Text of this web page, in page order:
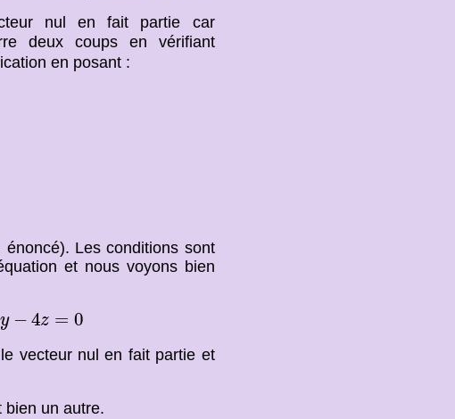
nul en fait partie car
deux coups en vérifiant
en posant :
Les conditions sont
et nous voyons bien
y − 4z = 0
4 = 0
vecteur nul en fait partie et
bien un autre.